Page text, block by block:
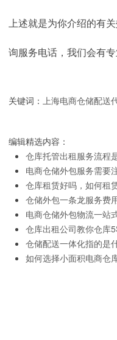
上述就是为你介绍的有
询服务电话，我们会有
关键词： 上海电商仓储配送
编辑精选内容：
仓库托管出租服务流程
电商仓储外包服务需要
仓库租赁好吗，如何租
仓储外包一条龙服务费
电商仓储外包物流一站
仓库出租公司教你仓库
仓储配送一体化指的是
如何选择小面积电商仓